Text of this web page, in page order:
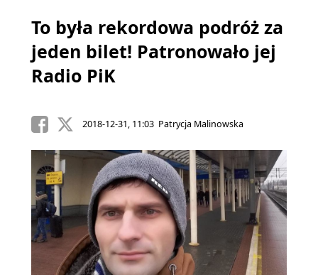
To była rekordowa podróż za
jeden bilet! Patronowało jej
Radio PiK
2018-12-31, 11:03 Patrycja Malinowska